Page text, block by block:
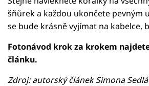
šňůrek a každou ukončete pevným
se bude krásně vyjímat na kabelce,
Fotonávod krok za krokem
článku.
Zdroj: autorský článek Simona